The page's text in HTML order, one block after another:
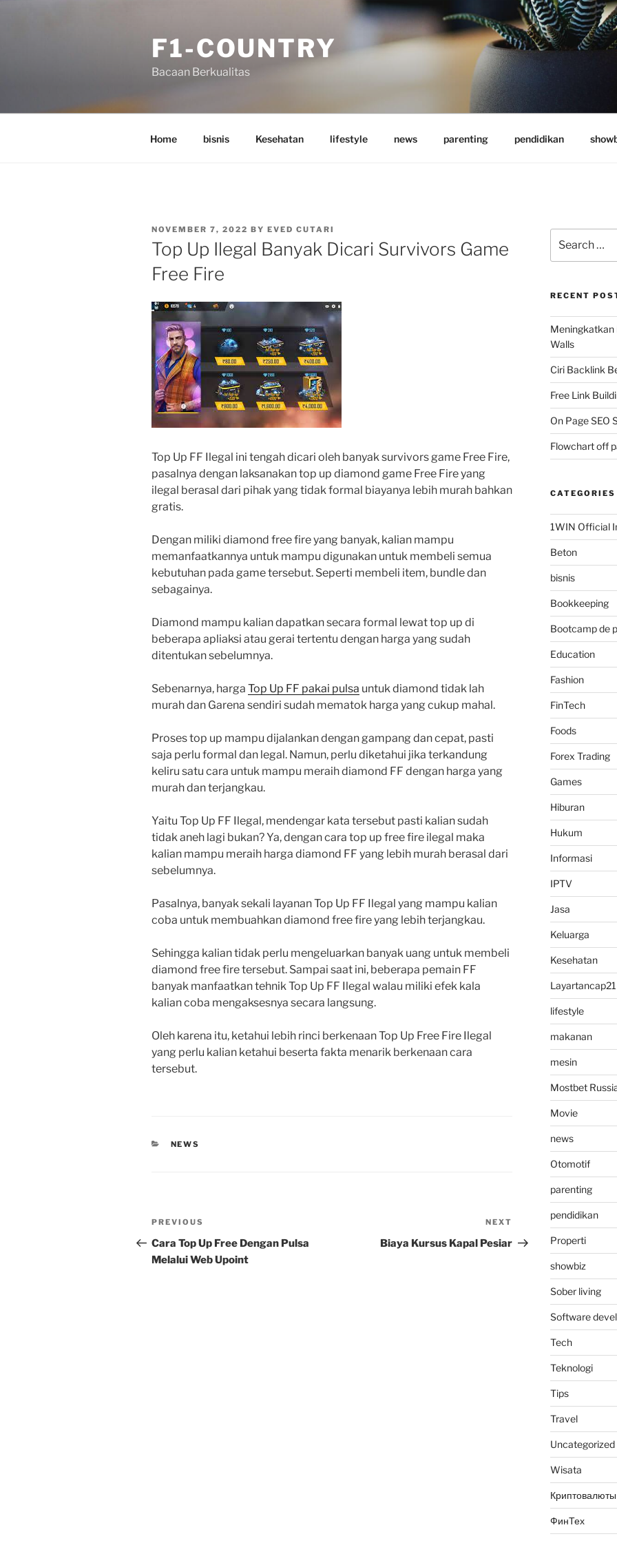
F1-COUNTRY
Bacaan Berkualitas
Home bisnis Kesehatan lifestyle news parenting pendidikan
POSTED
ON
NOVEMBER 7, 2022 BY EVED CUTARI
Top Up Ilegal Banyak Dicari Survivors Game
Free Fire
Top Up FF Ilegal ini tengah dicari oleh banyak survivors game Free Fire,
pasalnya dengan laksanakan top up diamond game Free Fire yang
ilegal berasal dari pihak yang tidak formal biayanya lebih murah bahkan
gratis.
Dengan miliki diamond free fire yang banyak, kalian mampu
memanfaatkannya untuk mampu digunakan untuk membeli semua
kebutuhan pada game tersebut. Seperti membeli item, bundle dan
sebagainya.
Diamond mampu kalian dapatkan secara formal lewat top up di
beberapa apliaksi atau gerai tertentu dengan harga yang sudah
ditentukan sebelumnya.
Sebenarnya, harga Top Up FF pakai pulsa untuk diamond tidak lah
murah dan Garena sendiri sudah mematok harga yang cukup mahal.
Proses top up mampu dijalankan dengan gampang dan cepat, pasti
saja perlu formal dan legal. Namun, perlu diketahui jika terkandung
keliru satu cara untuk mampu meraih diamond FF dengan harga yang
murah dan terjangkau.
Yaitu Top Up FF Ilegal, mendengar kata tersebut pasti kalian sudah
tidak aneh lagi bukan? Ya, dengan cara top up free fire ilegal maka
kalian mampu meraih harga diamond FF yang lebih murah berasal dari
sebelumnya.
Pasalnya, banyak sekali layanan Top Up FF Ilegal yang mampu kalian
coba untuk membuahkan diamond free fire yang lebih terjangkau.
Sehingga kalian tidak perlu mengeluarkan banyak uang untuk membeli
diamond free fire tersebut. Sampai saat ini, beberapa pemain FF
banyak manfaatkan tehnik Top Up FF Ilegal walau miliki efek kala
kalian coba mengaksesnya secara langsung.
Oleh karena itu, ketahui lebih rinci berkenaan Top Up Free Fire Ilegal
yang perlu kalian ketahui beserta fakta menarik berkenaan cara
tersebut.
CATEGORIES
NEWS
Post
navigation
Previous
Post
PREVIOUS
Cara Top Up Free Dengan Pulsa
Melalui Web Upoint
Post
NEXT
Biaya Kursus Kapal Pesiar
for:
RECENT
Meningkatkan
Walls
Ciri Backlink
Free Link
On Page SEO
Flowchart off
CATEGORIES
1WIN Official
Beton
bisnis
Bookkeeping
Bootcamp de
Education
Fashion
FinTech
Foods
Forex Trading
Games
Hiburan
Hukum
Informasi
IPTV
Jasa
Keluarga
Kesehatan
Layartancap21
lifestyle
makanan
mesin
Mostbet
Movie
news
Otomotif
parenting
pendidikan
Properti
showbiz
Sober living
Software
Tech
Teknologi
Tips
Travel
Uncategorized
Wisata
Криптовалюты
ФинТех